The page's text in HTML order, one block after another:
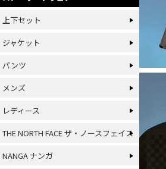
上下セット
ジャケット
パンツ
メンズ
レディース
THE NORTH FACE ザ・ノースフェイス
NANGA ナンガ